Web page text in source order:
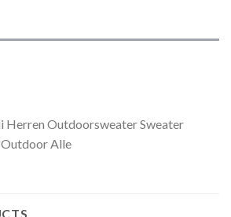
Herren Outdoorsweater Sweater
Alle